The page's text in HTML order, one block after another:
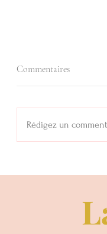
Voix... Et si on
Commentaires
Rédigez un